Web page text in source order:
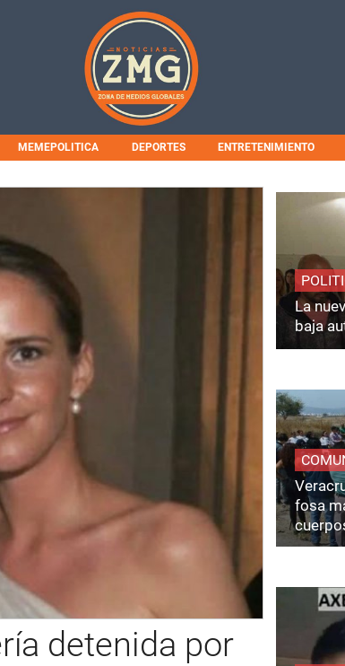
MEMEPOLITICA DEPORTES ENTRETENIMIENTO
detenida por
La
baja
fosa